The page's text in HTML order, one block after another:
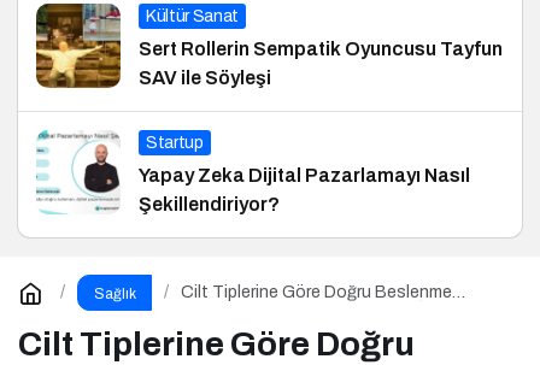
Kültür Sanat
Sert Rollerin Sempatik Oyuncusu Tayfun
SAV ile Söyleşi
Startup
Yapay Zeka Dijital Pazarlamayı Nasıl
Şekillendiriyor?
Sağlık
Cilt Tiplerine Göre Doğru Beslenme
Besinler
Cilt Tiplerine Göre Doğru